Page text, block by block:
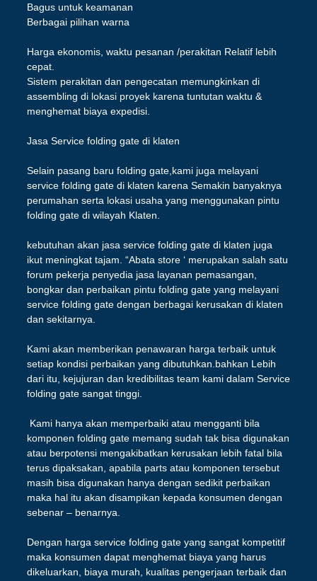
Bagus untuk keamanan
Berbagai pilihan warna
Harga ekonomis, waktu pesanan /perakitan Relatif lebih
cepat.
Sistem perakitan dan pengecatan memungkinkan di
assembling di lokasi proyek karena tuntutan waktu &
menghemat biaya expedisi.
Jasa Service folding gate di klaten
Selain pasang baru folding gate,kami juga melayani
service folding gate di klaten karena Semakin banyaknya
perumahan serta lokasi usaha yang menggunakan pintu
folding gate di wilayah Klaten.
kebutuhan akan jasa service folding gate di klaten juga
ikut meningkat tajam. “Abata store ‘ merupakan salah satu
forum pekerja penyedia jasa layanan pemasangan,
bongkar dan perbaikan pintu folding gate yang melayani
service folding gate dengan berbagai kerusakan di klaten
dan sekitarnya.
Kami akan memberikan penawaran harga terbaik untuk
setiap kondisi perbaikan yang dibutuhkan.bahkan Lebih
dari itu, kejujuran dan kredibilitas team kami dalam Service
folding gate sangat tinggi.
Kami hanya akan memperbaiki atau mengganti bila
komponen folding gate memang sudah tak bisa digunakan
atau berpotensi mengakibatkan kerusakan lebih fatal bila
terus dipaksakan, apabila parts atau komponen tersebut
masih bisa digunakan hanya dengan sedikit perbaikan
maka hal itu akan disampikan kepada konsumen dengan
sebenar – benarnya.
Dengan harga service folding gate yang sangat kompetitif
maka konsumen dapat menghemat biaya yang harus
dikeluarkan, biaya murah, kualitas pengerjaan terbaik dan